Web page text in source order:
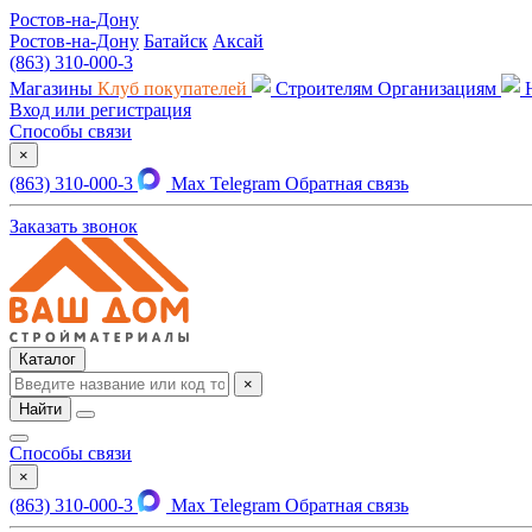
Ростов-на-Дону
Ростов-на-Дону Батайск Аксай
(863) 310-000-3
Магазины Клуб покупателей Строителям Организациям
Вход или регистрация
Способы связи
×
(863) 310-000-3 Max Telegram Обратная связь
Заказать звонок
Каталог
×
Найти
Способы связи
×
(863) 310-000-3 Max Telegram Обратная связь